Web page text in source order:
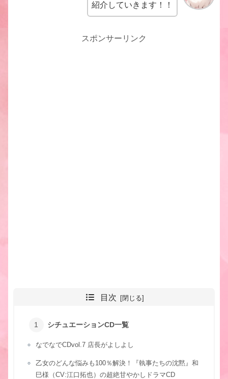
紹介していきます！！
スポンサーリンク
目次
シチュエーションCD一覧
なでなでCDvol.7 店長がよしよし
乙女のどんな悩みも100％解決！『執事たちの沈黙』和
巳様（CV:江口拓也）の超絶甘やかしドラマCD